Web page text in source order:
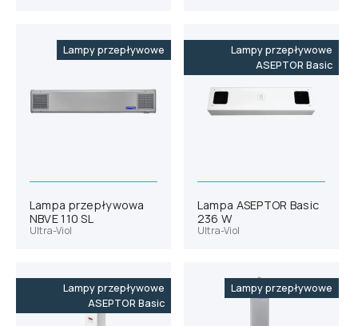
Lampy przepływowe
Lampa przepływowa
NBVE 110 SL
Ultra-Viol
Lampy przepływowe
ASEPTOR Basic
Lampa ASEPTOR Basic
236 W
Ultra-Viol
Lampy przepływowe
ASEPTOR Basic
Lampy przepływowe